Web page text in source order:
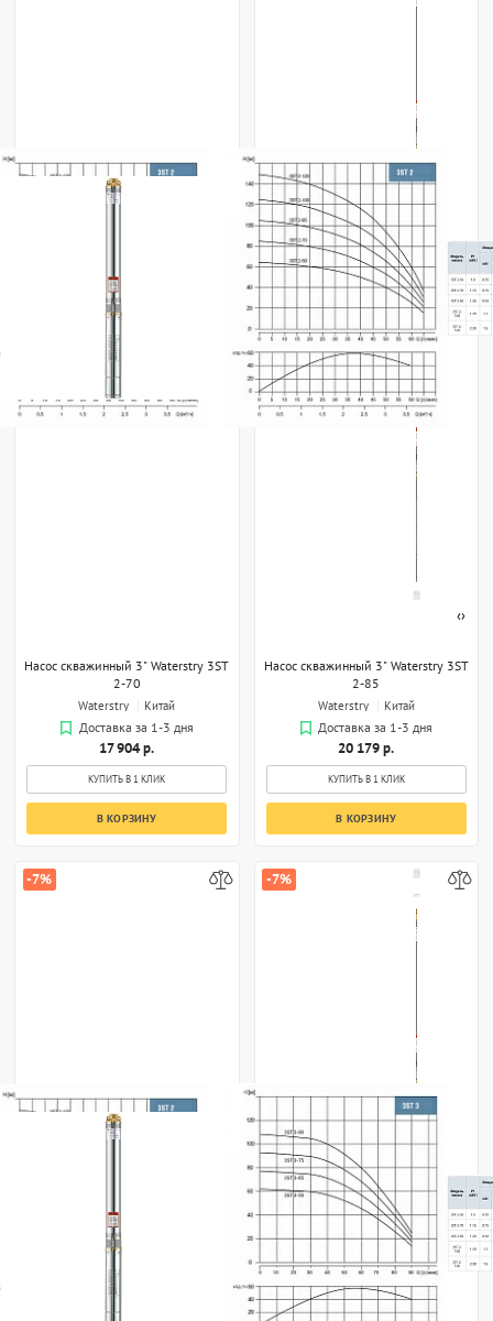
‹›
Насос скважинный 3" Waterstry 3ST
2-70
Waterstry
Китай
Доставка за 1-3 дня
17 904 р.
КУПИТЬ В 1 КЛИК
В КОРЗИНУ
Насос скважинный 3" Waterstry 3ST
2-85
Waterstry
Китай
Доставка за 1-3 дня
20 179 р.
КУПИТЬ В 1 КЛИК
В КОРЗИНУ
-7% -7%